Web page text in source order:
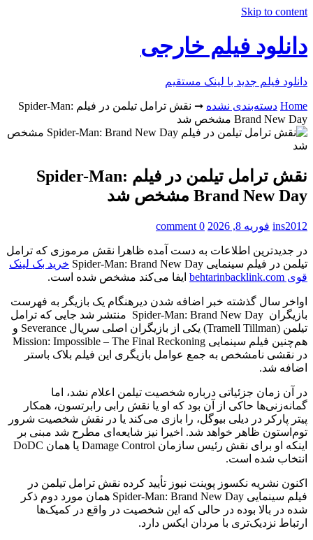
Skip to content
دانلود فیلم خارجی
دانلود فیلم جدید با لینک مستقیم
Home دسته‌بندی نشده ➞
نقش ترامل تیلمن در فیلم Spider-Man:
Brand New Day مشخص شد
نقش ترامل تیلمن در فیلم Spider-Man:
Brand New Day مشخص شد
ins2012 فوریه 8, 2026 0 comment
در جدیدترین اطلاعات به دست آمده ظاهرا نقش مرموزی که ترامل
تیلمن در فیلم سینمایی Spider-Man: Brand New Day
خرید بک لینک
قوی behtarinbacklink.com
ایفا می‌کند مشخص شده است.
اواخر سال گذشته خبر اضافه شدن دیرهنگام یک بازیگر به فهرست
بازیگران Spider-Man: Brand New Day منتشر شد جایی که ترامل
تیلمن (Tramell Tillman) یکی از بازیگران اصلی سریال Severance و
هم‌چنین فیلم سینمایی Mission: Impossible – The Final Reckoning
در نقشی نامشخص به جمع عوامل بازیگری این فیلم بلاک باستر
اضافه شد.
در آن زمان جزئیاتی درباره شخصیت تیلمن اعلام نشد، اما
گمانه‌زنی‌ها حاکی از آن بود که او یا نقش رابی رابرتسون، همکار
پیتر پارکر در دیلی بیوگل، را بازی می‌کند یا در نقش شخصیت شرور
توم‌استون ظاهر خواهد شد. اخیرا نیز شایعه‌ای مطرح شد مبنی بر
اینکه او برای نقش رئیس سازمان Damage Control یا همان DoDC
انتخاب شده است.
اکنون نشریه نکسوز پوینت نیوز تأیید کرده نقش ترامل تیلمن در
فیلم سینمایی Spider-Man: Brand New Day همان مورد دوم ذکر
شده در بالا بوده در حالی که این شخصیت در واقع در کمیک‌ها
ارتباط نزدیک‌تری با مردان ایکس دارد.